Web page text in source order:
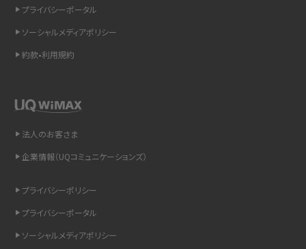
インスタのDMの送り方は？便利機能の使い方や注意点をわかりやすく解説
Bluetooth®とは？Wi-Fiとの違いやスマホ・PCとの接続方法を解説
「iPhoneを探す」の使い方と設定方法を紹介！ブラウザやアプリから探す方法を
紹介
プライバシーポータル
ソーシャルメディアポリシー
約款•利用規約
法人のお客さま
企業情報（UQコミュニケーションズ）
プライバシーポリシー
プライバシーポータル
ソーシャルメディアポリシー